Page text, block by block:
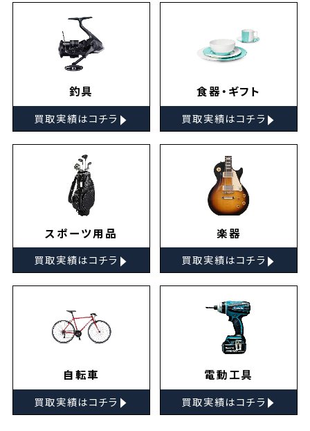
釣具
買取実績はコチラ ▸
食器・ギフト
買取実績はコチラ ▸
スポーツ用品
買取実績はコチラ ▸
楽器
買取実績はコチラ ▸
自転車
買取実績はコチラ ▸
電動工具
買取実績はコチラ ▸